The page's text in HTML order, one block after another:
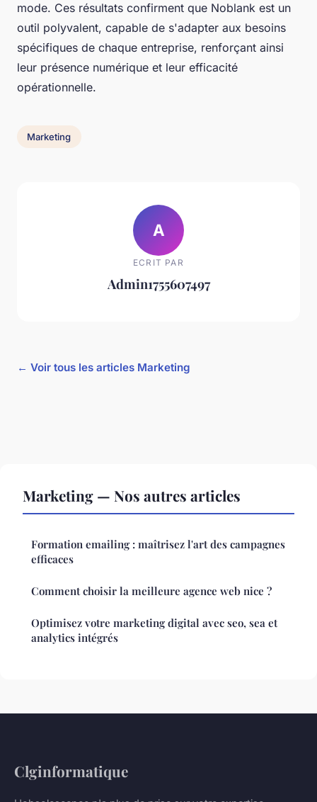
mode. Ces résultats confirment que Noblank est un
outil polyvalent, capable de s'adapter aux besoins
spécifiques de chaque entreprise, renforçant ainsi
leur présence numérique et leur efficacité
opérationnelle.
Marketing
A
ECRIT PAR
Admin1755607497
← Voir tous les articles Marketing
Marketing — Nos autres articles
Formation emailing : maîtrisez l'art des campagnes
efficaces
Comment choisir la meilleure agence web nice ?
Optimisez votre marketing digital avec seo, sea et
analytics intégrés
Clginformatique